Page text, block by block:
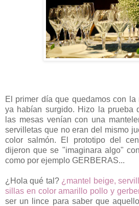
El primer día que quedamos con la
ya habían surgido. Hizo la prueba
las mesas venían con una
servilletas que no eran del mismo
color salmón. El prototipo del
dijeron que se "imaginara algo"
como por ejemplo GERBERAS...
¿Hola qué tal? ¿mantel beige,
sillas en color amarillo pollo y
ser un lince para saber que